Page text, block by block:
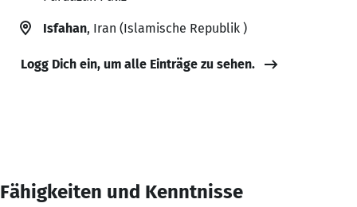
Isfahan, Iran (Islamische Republik )
Logg Dich ein, um alle Einträge zu sehen.
Fähigkeiten und Kenntnisse